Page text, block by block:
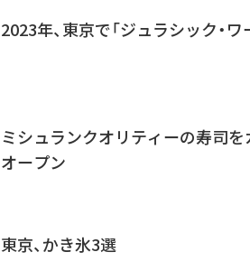
2023年、東京で「ジュラシック・
ミシュランクオリティーの寿司を
オープン
東京、かき氷3選